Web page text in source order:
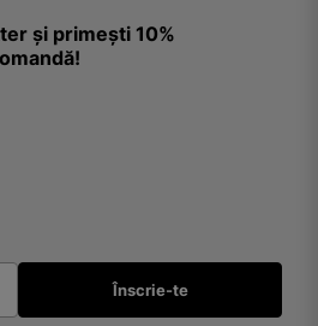
și primești 10%